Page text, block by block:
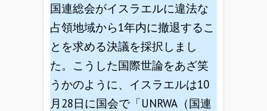
国連総会がイスラエルに違法な
占領地域から1年内に撤退するこ
とを求める決議を採択しまし
た。こうした国際世論をあざ笑
うかのように、イスラエルは10
月28日に国会で「UNRWA（国連